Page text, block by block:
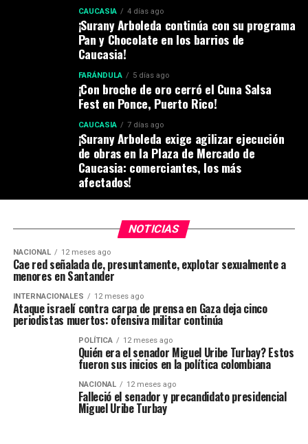
CAUCASIA 4 días ago
¡Surany Arboleda continúa con su programa
Pan y Chocolate en los barrios de
Caucasia!
FARÁNDULA 5 días ago
¡Con broche de oro cerró el Cuna Salsa
Fest en Ponce, Puerto Rico!
CAUCASIA 7 días ago
¡Surany Arboleda exige agilizar ejecución
de obras en la Plaza de Mercado de
Caucasia: comerciantes, los más
afectados!
NOTICIAS
NACIONAL 12 meses ago
Cae red señalada de, presuntamente, explotar sexualmente a
menores en Santander
INTERNACIONALES 12 meses ago
Ataque israelí contra carpa de prensa en Gaza deja cinco
periodistas muertos: ofensiva militar continúa
POLÍTICA 12 meses ago
Quién era el senador Miguel Uribe Turbay? Estos
fueron sus inicios en la política colombiana
NACIONAL 12 meses ago
Falleció el senador y precandidato presidencial
Miguel Uribe Turbay